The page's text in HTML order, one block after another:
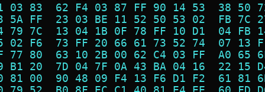
03 83  62 F4 03 87 FF 90 14 53  38
5A FF  23 03 BE 11 52 50 53 02  FB
79 7C  13 04 1B 0F 78 FF 10 D1  04
02 F6  73 FF 20 66 61 73 52 74  07
77 80  63 10 2B 00 62 C4 03 FF  A0
B1 20  7D 04 7F 0A 43 BA 04 16  22
81 00  90 48 09 F4 13 F6 D1 F2  61